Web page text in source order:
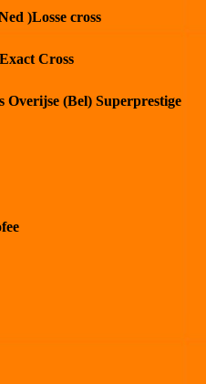
)Losse cross
Cross
Overijse (Bel) Superprestige